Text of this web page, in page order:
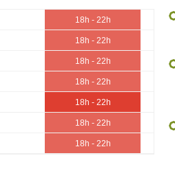
18h - 22h
18h - 22h
18h - 22h
18h - 22h
18h - 22h
18h - 22h
18h - 22h